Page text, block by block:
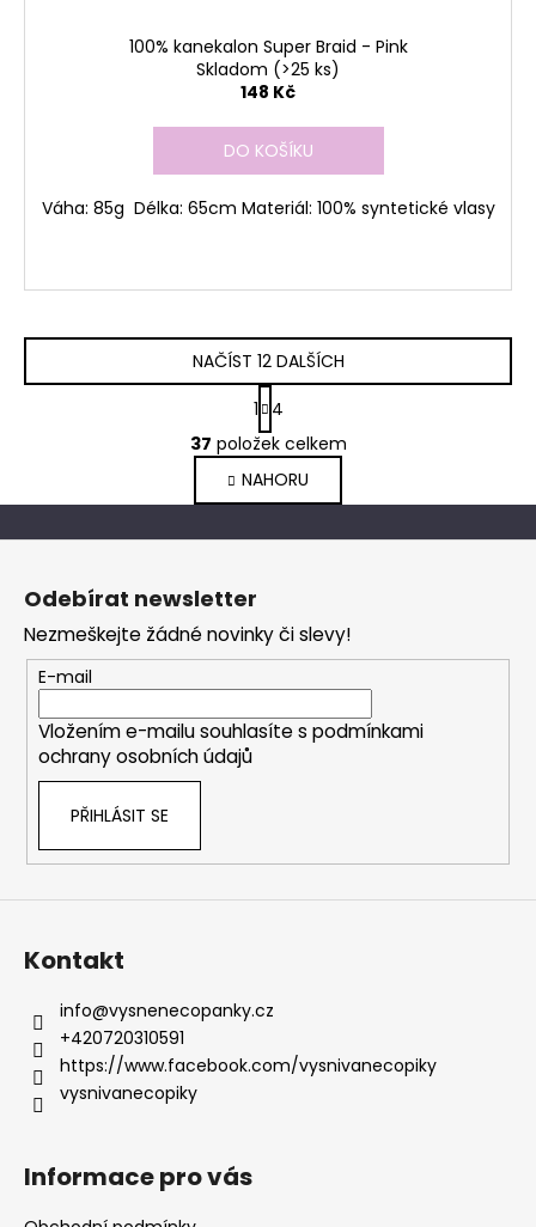
100% kanekalon Super Braid - Pink
Skladom (>25 ks)
148 Kč
DO KOŠÍKU
Váha: 85g Délka: 65cm Materiál: 100% syntetické vlasy
O
v
l
á
d
p
r
v
k
y
u
NAČÍST 12 DALŠÍCH
S
t
r
á
n
k
o
í
1
4
37 položek celkem
NAHORU
Odebírat newsletter
Nezmeškejte žádné novinky či slevy!
E-mail
Vložením e-mailu souhlasíte s podmínkami
ochrany osobních údajů
PŘIHLÁSIT SE
Kontakt
info@vysnenecopanky.cz
+420720310591
https://www.facebook.com/vysnivanecopiky
vysnivanecopiky
Informace pro vás